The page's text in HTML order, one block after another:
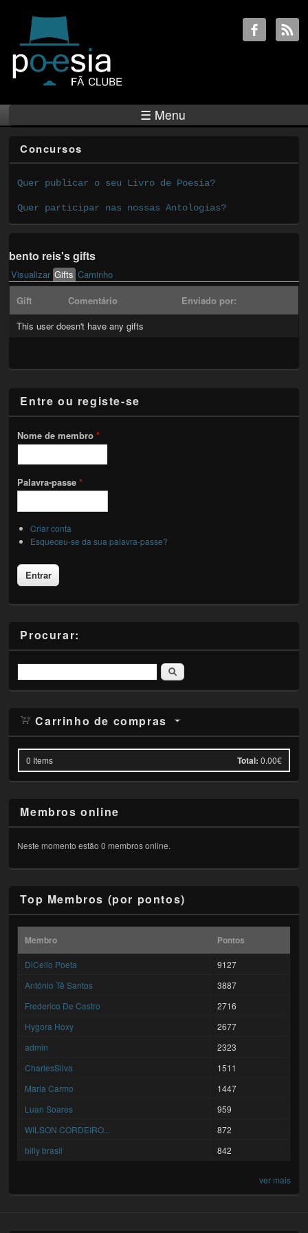
☰ Menu
Concursos
Quer publicar o seu Livro de Poesia?
Quer participar nas nossas Antologias?
bento reis's gifts
Primary tabs
Visualizar Gifts (active tab)
Caminho
Gift
Comentário
Enviado por:
This user doesn't have any gifts
Entre ou registe-se
Nome de membro*
Palavra-passe*
Criar conta
Esqueceu-se da sua palavra-passe?
Procurar:
Pesquisar
Carrinho de compras
0 Items Total: 0.00€
Membros online
Neste momento estão 0 membros online.
Top Membros (por pontos)
Membro Pontos
DiCello Poeta
9127
António Tê Santos
3887
Frederico De Castro
2716
Hygora Hoxy
2677
admin
2323
CharlesSilva
1511
Maria Carmo
1447
Luan Soares
959
WILSON CORDEIRO...
872
billy brasil
842
ver mais